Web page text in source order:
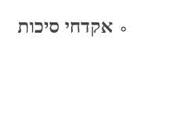
אקדחי סיכות